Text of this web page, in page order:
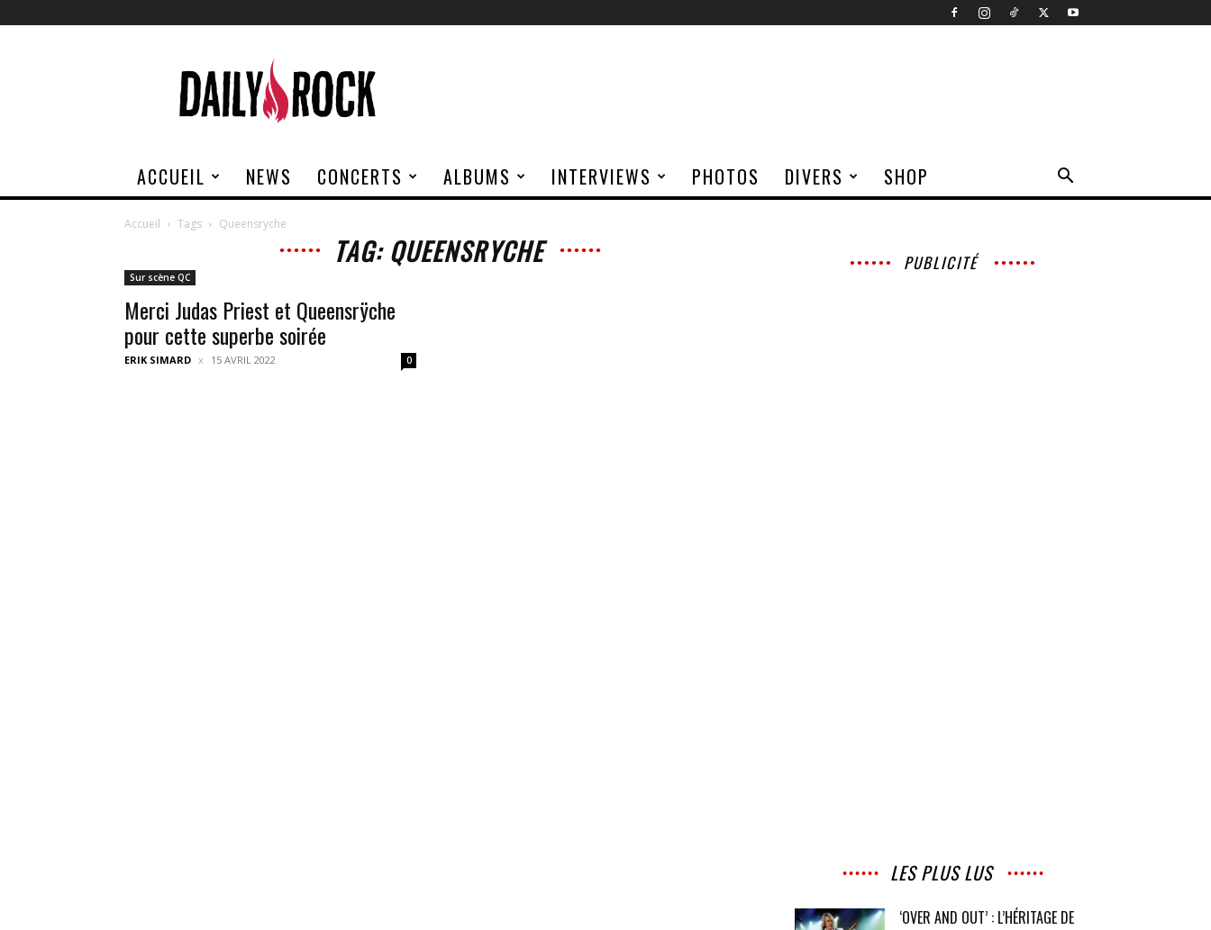
Rock
ACCUEIL NEWS CONCERTS ALBUMS INTERVIEWS PHOTOS DIVERS SHOP
Accueil Tags Queensryche
TAG: QUEENSRYCHE
Sur scène QC
Merci Judas Priest et Queensrÿche
pour cette superbe soirée
ERIK SIMARD 15 AVRIL 2022 0
PUBLICITÉ
LES PLUS LUS
‘OVER AND OUT’ : L’HÉRITAGE DE